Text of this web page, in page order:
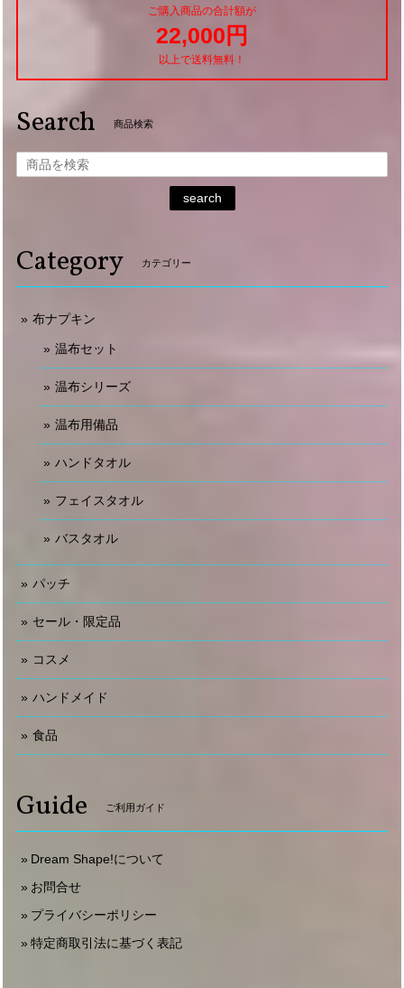
ご購入商品の合計額が
22,000円
以上で送料無料！
Search 商品検索
search
Category カテゴリー
布ナプキン
温布セット
温布シリーズ
温布用備品
ハンドタオル
フェイスタオル
バスタオル
パッチ
セール・限定品
コスメ
ハンドメイド
食品
Guide ご利用ガイド
Dream Shape!について
お問合せ
プライバシーポリシー
特定商取引法に基づく表記